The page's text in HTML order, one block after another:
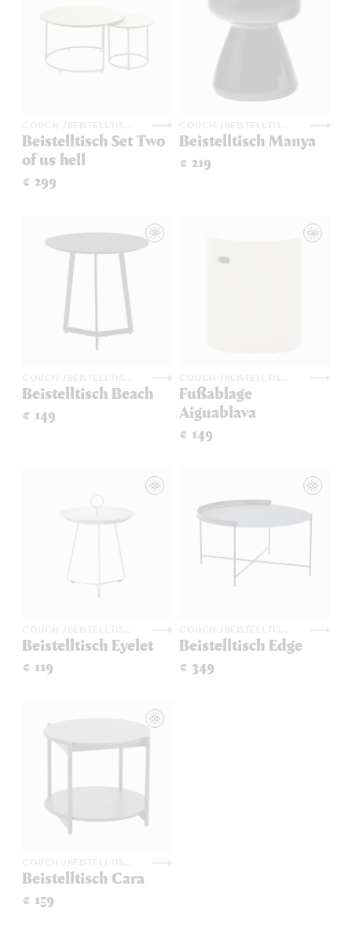
Beistelltisch Set Two
of us hell
€ 299
Beistelltisch Manya
€ 219
Beistelltisch Beach
€ 149
Fußablage
Aiguablava
€ 149
Beistelltisch Eyelet
€ 119
Beistelltisch Edge
€ 349
Beistelltisch Cara
€ 159